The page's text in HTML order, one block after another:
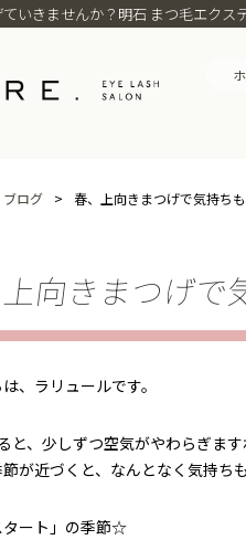
いきませんか？明石 まつ毛エクス
ブログ > 春、上向きまつげで気持ち
向きまつげで
、ラリュールです。
と、少しずつ空気がやわらぎま
が近づくと、なんとなく気持
タート」の季節☆